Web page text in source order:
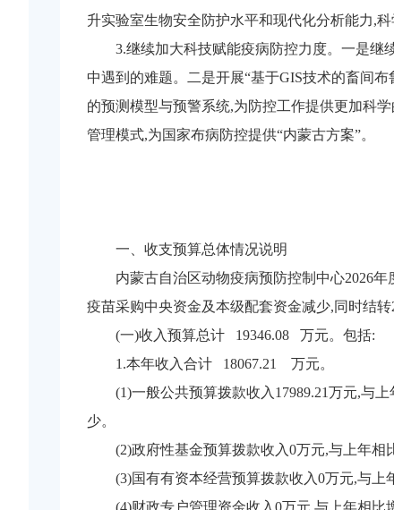
升实验室生物安全防护水平和现代化分析能力,
3.继续加大科技赋能疫病防控力度。一是继
中遇到的难题。二是开展“基于GIS技术的畜间
的预测模型与预警系统,为防控工作提供更加科
管理模式,为国家布病防控提供“内蒙古方案”。
一、收支预算总体情况说明
内蒙古自治区动物疫病预防控制中心2026
疫苗采购中央资金及本级配套资金减少,同时结
(一)收入预算总计 19346.08 万元。包括:
1.本年收入合计 18067.21 万元。
(1)一般公共预算拨款收入17989.21万元,与
少。
(2)政府性基金预算拨款收入0万元,与上年相
(3)国有有资本经营预算拨款收入0万元,与上
(4)财政专户管理资金收入0万元,与上年相比